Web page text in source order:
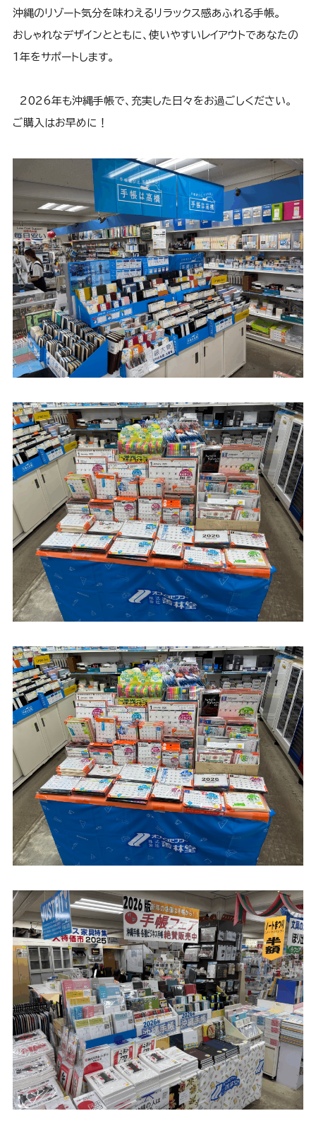
沖縄のリゾート気分を味わえるリラックス感あふれる手帳。
おしゃれなデザインとともに、使いやすいレイアウトであなたの
1年をサポートします。
2026年も沖縄手帳で、充実した日々をお過ごしください。
ご購入はお早めに！